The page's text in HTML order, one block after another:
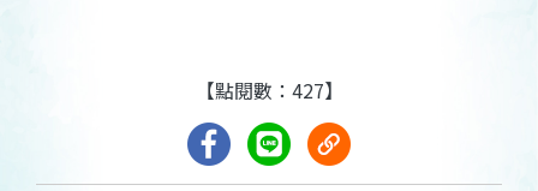
【點閱數：427】